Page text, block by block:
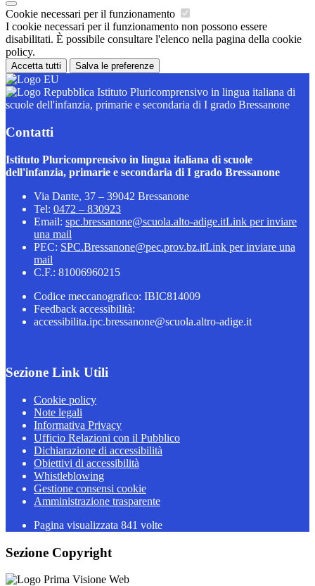
Cookie necessari per il funzionamento
I cookie necessari per il funzionamento non possono essere
disabilitati. È possibile consultare l'elenco nella pagina della cookie
policy.
Accetta tutti Salva le preferenze
Istituto Pluricomprensivo in lingua italiana di
scuole dell'infanzia, primarie e secondaria di I grado Bressanone
Contatti
Istituto Pluricomprensivo in lingua italiana di scuole
dell'infanzia, primarie e secondaria di I grado Bressanone
Via Dante, 37 – 39042 Bressanone
Tel: 0472 – 830923
Email: spc.bressanone@scuola.alto-adige.itLink per inviare
una mail
PEC: SPC.Bressanone@pec.prov.bz.itLink per inviare una
mail
C.F.: 81006960215
Codice meccanografico: IBIC814009
Feedback accessibilità:
accessibilita.ipc.bressanone@scuola.altro-adige.it
Sezione Link Utili
Cookie policy
Note legali
Informativa Privacy
Ufficio Relazioni con il Pubblico
Dichiarazione di accessibilità
Obiettivi di accessibilità
Whistleblowing
Gestione consensi cookie
Amministrazione trasparente
Pagina visualizzata 841 volte
Sezione Copyright